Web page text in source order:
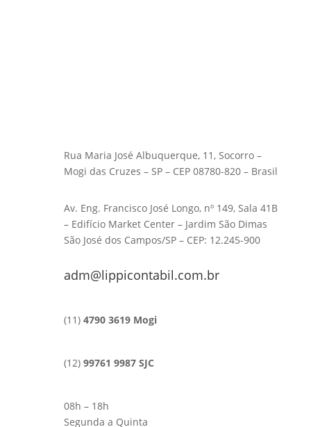
Rua Maria José Albuquerque, 11, Socorro –
Mogi das Cruzes – SP – CEP 08780-820 – Brasil
Av. Eng. Francisco José Longo, nº 149, Sala 41B
– Edifício Market Center – Jardim São Dimas
São José dos Campos/SP – CEP: 12.245-900
adm@lippicontabil.com.br
(11) 4790 3619 Mogi
(12) 99761 9987 SJC
08h – 18h
Segunda a Quinta